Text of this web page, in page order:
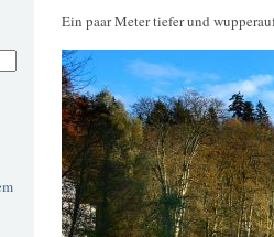
Ein paar Meter tiefer und